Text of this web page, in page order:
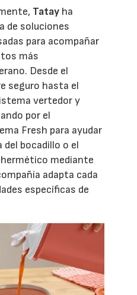
Tatay ha
de soluciones
para acompañar
más
Desde el
seguro hasta el
vertedor y
por el
Fresh para ayudar
bocadillo o el
mediante
adapta cada
específicas de